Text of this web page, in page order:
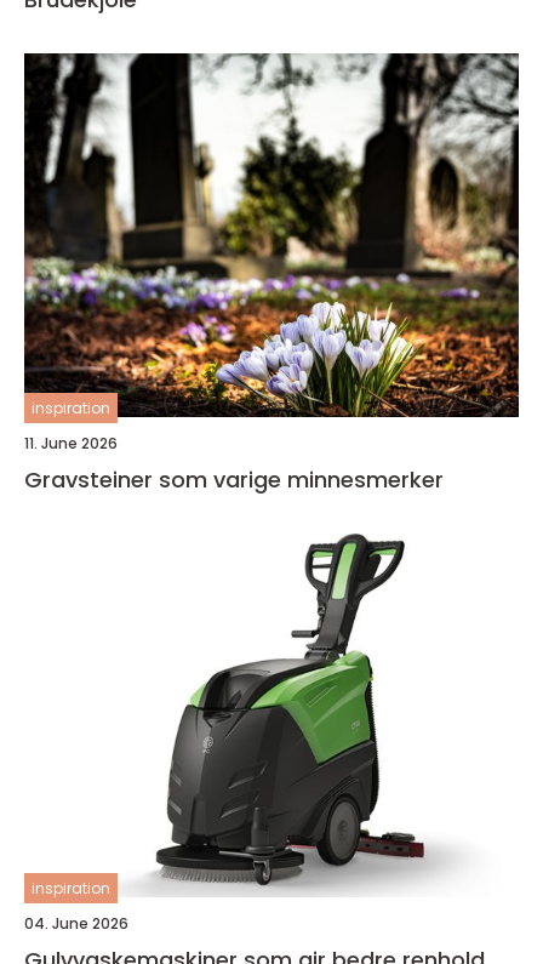
inspiration
11. June 2026
Gravsteiner som varige minnesmerker
inspiration
04. June 2026